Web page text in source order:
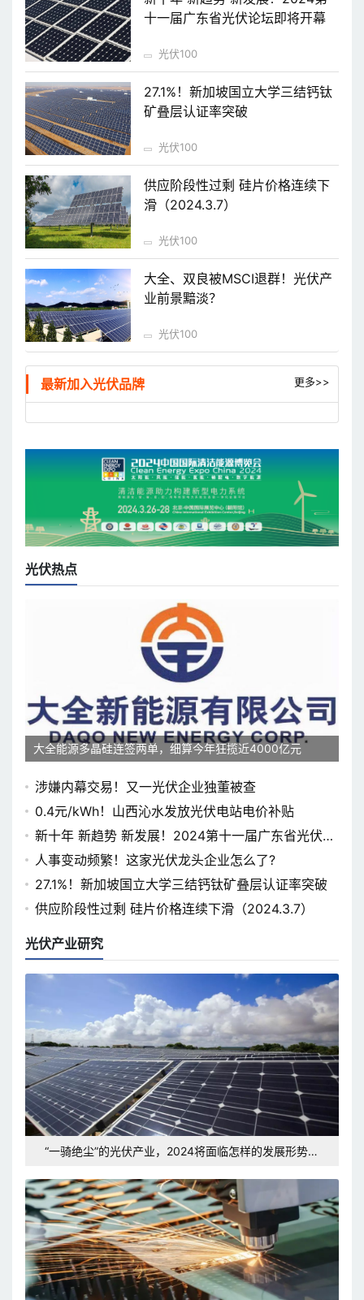
十一届广东省光伏论坛即将开幕
光伏100
27.1%！新加坡国立大学三结钙钛
矿叠层认证率突破
光伏100
供应阶段性过剩 硅片价格连续下
滑（2024.3.7）
光伏100
大全、双良被MSCI退群！光伏产
业前景黯淡？
光伏100
最新加入光伏品牌 更多>>
光伏热点
大全能源多晶硅连签两单，细算今年狂揽近4000亿元
涉嫌内幕交易！又一光伏企业独董被查
0.4元/kWh！山西沁水发放光伏电站电价补贴
新十年 新趋势 新发展！2024第十一届广东省光伏论
坛即将开幕
人事变动频繁！这家光伏龙头企业怎么了?
27.1%！新加坡国立大学三结钙钛矿叠层认证率突破
供应阶段性过剩 硅片价格连续下滑（2024.3.7）
光伏产业研究
“一骑绝尘”的光伏产业，2024将面临怎样的发展形势和